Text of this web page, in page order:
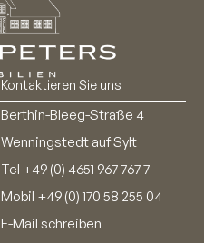
Kontaktieren Sie uns
Berthin-Bleeg-Straße 4
Wenningstedt auf Sylt
Tel +49 (0) 4651 967 767 7
Mobil +49 (0) 170 58 255 04
E-Mail schreiben